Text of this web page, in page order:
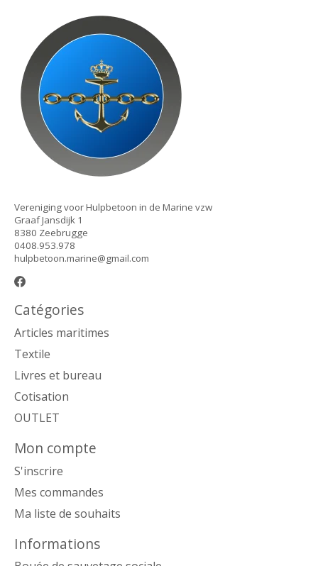
Vereniging voor Hulpbetoon in de Marine vzw
Graaf Jansdijk 1
8380 Zeebrugge
0408.953.978
hulpbetoon.marine@gmail.com
Catégories
Articles maritimes
Textile
Livres et bureau
Cotisation
OUTLET
Mon compte
S'inscrire
Mes commandes
Ma liste de souhaits
Informations